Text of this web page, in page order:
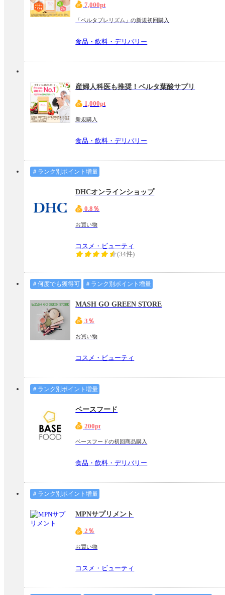
7,000pt
「ベルタプレリズム」の新規初回購入
食品・飲料・デリバリー
産婦人科医も推奨！ベルタ葉酸サプリ
1,000pt
新規購入
食品・飲料・デリバリー
＃ランク別ポイント増量
DHCオンラインショップ
0.8％
お買い物
コスメ・ビューティ
(34件)
＃何度でも獲得可 ＃ランク別ポイント増量
MASH GO GREEN STORE
3％
お買い物
コスメ・ビューティ
＃ランク別ポイント増量
ベースフード
200pt
ベースフードの初回商品購入
食品・飲料・デリバリー
＃ランク別ポイント増量
MPNサプリメント
2％
お買い物
コスメ・ビューティ